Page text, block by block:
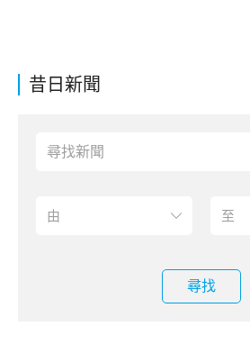
昔日新聞
尋找